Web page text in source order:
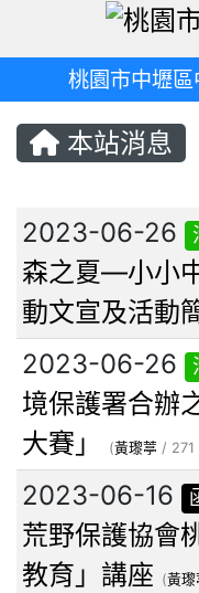
桃園市中壢
本站消息
文章列表
2023-06-26
森之夏—小小
動文宣及活動
2023-06-26
境保護署合辦
大賽」
(黃瓈葶 / 271
2023-06-16
荒野保護協會
教育」講座 (黃瓈